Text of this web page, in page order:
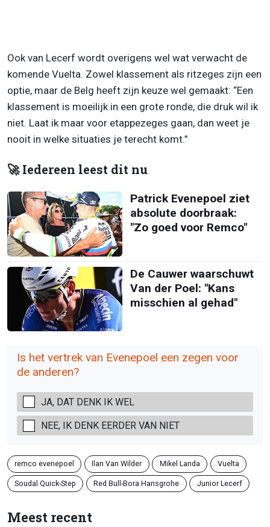
Ook van Lecerf wordt overigens wel wat verwacht de
komende Vuelta. Zowel klassement als ritzeges zijn een
optie, maar de Belg heeft zijn keuze wel gemaakt: “Een
klassement is moeilijk in een grote ronde, die druk wil ik
niet. Laat ik maar voor etappezeges gaan, dan weet je
nooit in welke situaties je terecht komt.”
🚀 Iedereen leest dit nu
Patrick Evenepoel ziet
absolute doorbraak:
"Zo goed voor Remco"
De Cauwer waarschuwt
Van der Poel: "Kans
misschien al gehad"
Is het vertrek van Evenepoel een zegen voor
de anderen?
JA, DAT DENK IK WEL
NEE, IK DENK EERDER VAN NIET
remco evenepoel Ilan Van Wilder Mikel Landa Vuelta
Soudal Quick-Step Red Bull-Bora Hansgrohe Junior Lecerf
Meest recent